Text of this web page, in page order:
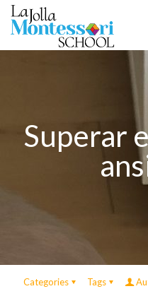
Superar
Categories Tags